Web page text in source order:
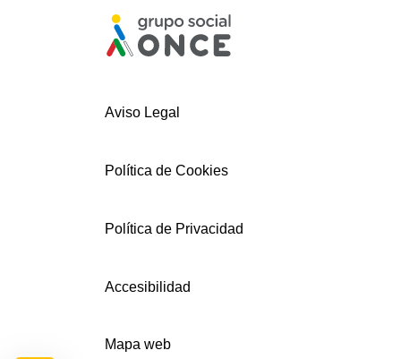
Aviso Legal
Política de Cookies
Política de Privacidad
Accesibilidad
Mapa web